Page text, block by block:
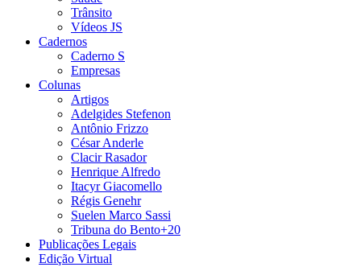
Trânsito
Vídeos JS
Cadernos
Caderno S
Empresas
Colunas
Artigos
Adelgides Stefenon
Antônio Frizzo
César Anderle
Clacir Rasador
Henrique Alfredo
Itacyr Giacomello
Régis Genehr
Suelen Marco Sassi
Tribuna do Bento+20
Publicações Legais
Edição Virtual